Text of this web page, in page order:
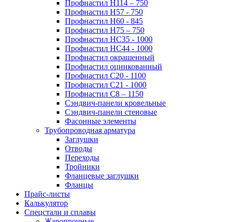
Профнастил Н114 – 750
Профнастил Н57 - 750
Профнастил Н60 - 845
Профнастил Н75 – 750
Профнастил НС35 - 1000
Профнастил НС44 - 1000
Профнастил окрашенный
Профнастил оцинкованный
Профнастил С20 - 1100
Профнастил С21 - 1000
Профнастил С8 – 1150
Сэндвич-панели кровельные
Сэндвич-панели стеновые
Фасонные элементы
Трубопроводная арматура
Заглушки
Отводы
Переходы
Тройники
Фланцевые заглушки
Фланцы
Прайс-листы
Калькулятор
Спецстали и сплавы